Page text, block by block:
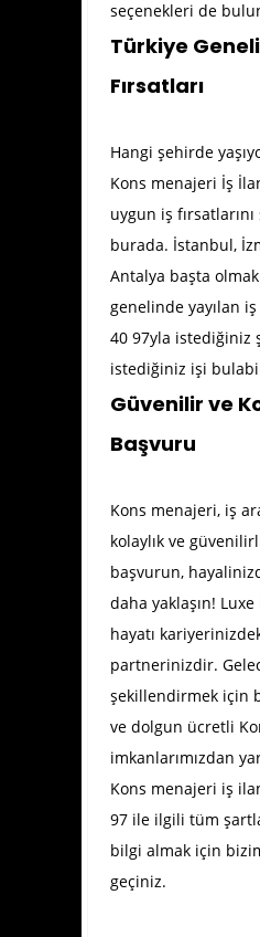
seçenekleri de
Türkiye
Fırsatları
Hangi şehirde
Kons menajeri İş
uygun iş
burada. İstanbul,
Antalya başta
genelinde yayılan
40 97yla istediğiniz
istediğiniz işi
Güvenilir ve
Başvuru
Kons menajeri, iş
kolaylık ve
başvurun,
daha yaklaşın!
hayatı
partnerinizdir.
şekillendirmek için
ve dolgun ücretli
imkanlarımızdan
Kons menajeri iş
97 ile ilgili tüm
bilgi almak için
geçiniz.